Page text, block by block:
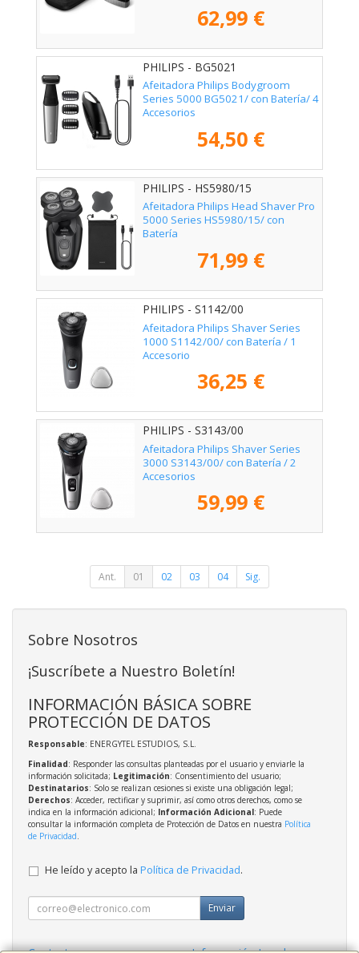
62,99 €
PHILIPS - BG5021
Afeitadora Philips Bodygroom
Series 5000 BG5021/ con Batería/ 4
Accesorios
54,50 €
PHILIPS - HS5980/15
Afeitadora Philips Head Shaver Pro
5000 Series HS5980/15/ con
Batería
71,99 €
PHILIPS - S1142/00
Afeitadora Philips Shaver Series
1000 S1142/00/ con Batería / 1
Accesorio
36,25 €
PHILIPS - S3143/00
Afeitadora Philips Shaver Series
3000 S3143/00/ con Batería / 2
Accesorios
59,99 €
Ant. 01 02 03 04 Sig.
Sobre Nosotros
¡Suscríbete a Nuestro Boletín!
INFORMACIÓN BÁSICA SOBRE
PROTECCIÓN DE DATOS
Responsable: ENERGYTEL ESTUDIOS, S.L.
Finalidad: Responder las consultas planteadas por el usuario y enviarle la
información solicitada; Legitimación: Consentimiento del usuario;
Destinatarios: Solo se realizan cesiones si existe una obligación legal;
Derechos: Acceder, rectificar y suprimir, así como otros derechos, como se
indica en la información adicional; Información Adicional: Puede
consultar la información completa de Protección de Datos en nuestra Política
de Privacidad.
He leído y acepto la Política de Privacidad.
Enviar